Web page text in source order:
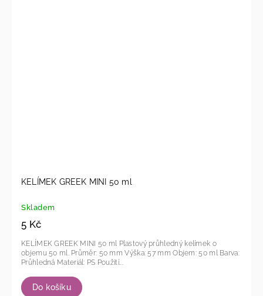
KELÍMEK GREEK MINI 50 ml
Skladem
5 Kč
Do košíku
KELÍMEK GREEK MINI 50 ml Plastový průhledný kelímek o
objemu 50 ml. Průměr: 50 mm Výška: 57 mm Objem: 50 ml Barva:
Průhledná Materiál: PS Použití...